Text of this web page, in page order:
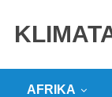
AFRIKA